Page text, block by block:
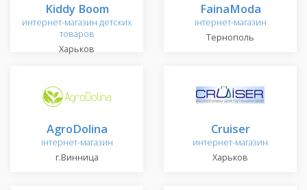
Kiddy Boom
интернет-магазин детских
товаров
Харьков
FainaModa
інтернет-магазин
Тернополь
AgroDolina
інтернет-магазин
г.Винница
Cruiser
интернет-магазин
Харьков